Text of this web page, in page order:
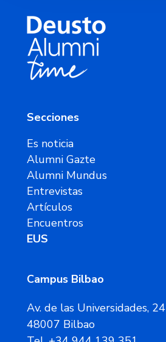
Secciones
Es noticia
Alumni Gazte
Alumni Mundus
Entrevistas
Artículos
Encuentros
EUS
Campus Bilbao
Av. de las Universidades, 24
48007 Bilbao